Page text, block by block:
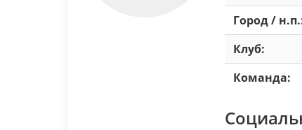
Город /
Клуб:
Команда: